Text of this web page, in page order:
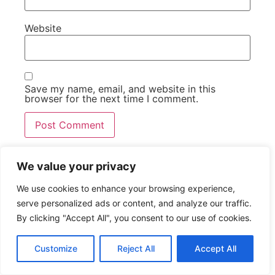
We value your privacy
We use cookies to enhance your browsing experience,
serve personalized ads or content, and analyze our traffic.
By clicking "Accept All", you consent to our use of cookies.
Customize Reject All Accept All
Website
Save my name, email, and website in this
browser for the next time I comment.
Te recomendamos:
VER FÚTBOL
gratis Lugo –
Zaragoza 27 agosto
No Comments